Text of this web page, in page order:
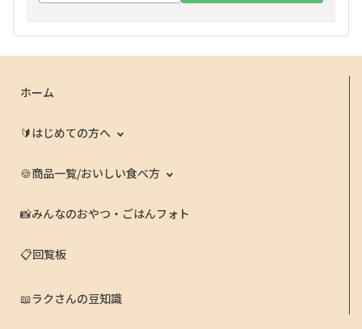
ホーム
🔰はじめての方へ
🍪商品一覧/おいしい食べ方
📸みんなのおやつ・ごはんフォト
📋回覧板
📖ラクさんの豆知識